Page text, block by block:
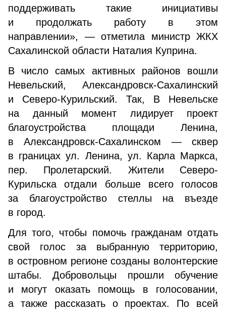
поддерживать такие инициативы
и продолжать работу в этом
направлении», — отметила министр ЖКХ
Сахалинской области Наталия Куприна.
В число самых активных районов вошли
Невельский, Александровск-Сахалинский
и Северо-Курильский. Так, В Невельске
на данный момент лидирует проект
благоустройства площади Ленина,
в Александровск-Сахалинском — сквер
в границах ул. Ленина, ул. Карла Маркса,
пер. Пролетарский. Жители Северо-
Курильска отдали больше всего голосов
за благоустройство стеллы на въезде
в город.
Для того, чтобы помочь гражданам отдать
свой голос за выбранную территорию,
в островном регионе созданы волонтерские
штабы. Добровольцы прошли обучение
и могут оказать помощь в голосовании,
а также рассказать о проектах. По всей